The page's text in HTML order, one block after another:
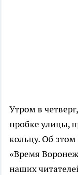
Утром в
пробке улицы,
кольцу. Об
«Время
наших